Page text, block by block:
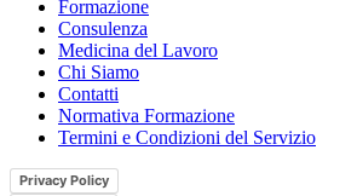
Formazione
Consulenza
Medicina del Lavoro
Chi Siamo
Contatti
Normativa Formazione
Termini e Condizioni del Servizio
Privacy Policy